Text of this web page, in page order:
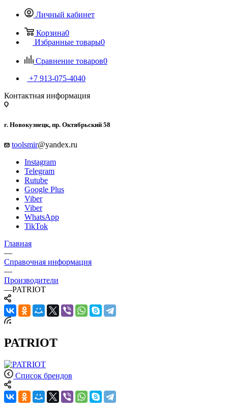
Личный кабинет
Корзина0
Избранные товары0
Сравнение товаров0
+7 913-075-4040
Контактная информация
г. Новокузнецк, пр. Октябрьский 58
toolsmir@yandex.ru
Instagram
Telegram
Rutube
Google Plus
Viber
Viber
WhatsApp
TikTok
Главная
—
Справочная информация
—
Производители
—PATRIOT
PATRIOT
Список брендов